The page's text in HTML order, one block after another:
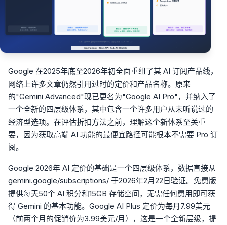
Google 在2025年底至2026年初全面重组了其 AI 订阅产品线，
网络上许多文章仍然引用过时的定价和产品名称。原来
的"Gemini Advanced"现已更名为"Google AI Pro"，并纳入了
一个全新的四层级体系，其中包含一个许多用户从未听说过的
经济型选项。在评估折扣方法之前，理解这个新体系至关重
要，因为获取高端 AI 功能的最便宜路径可能根本不需要 Pro 订
阅。
Google 2026年 AI 定价的基础是一个四层级体系，数据直接从
gemini.google/subscriptions/ 于2026年2月22日验证。免费版
提供每天50个 AI 积分和15GB 存储空间，无需任何费用即可获
得 Gemini 的基本功能。Google AI Plus 定价为每月7.99美元
（前两个月的促销价为3.99美元/月），这是一个全新层级，提